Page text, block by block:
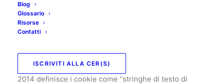
Blog
Glossario
Risorse
Contatti
ISCRIVITI ALLA CER(S)
informazioni circa le tipologie di cookie utilizzate, le
finalità e le relative modalità di utilizzo limitatamente
alla presente sito web.
Cosa sono i cookies?
Il Provvedimento in materia di cookie d.d. 8 maggio
2014 definisce i cookie come “stringhe di testo di